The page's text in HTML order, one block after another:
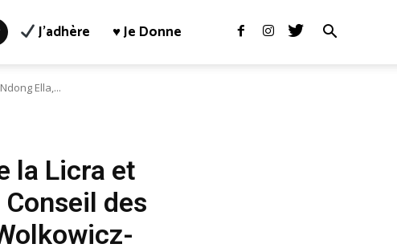
J’adhère ♥ Je Donne
Ella,...
la Licra et
des